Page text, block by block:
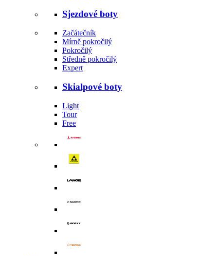
Sjezdové boty
Začátečník
Mírně pokročilý
Pokročilý
Středně pokročilý
Expert
Skialpové boty
Light
Tour
Free